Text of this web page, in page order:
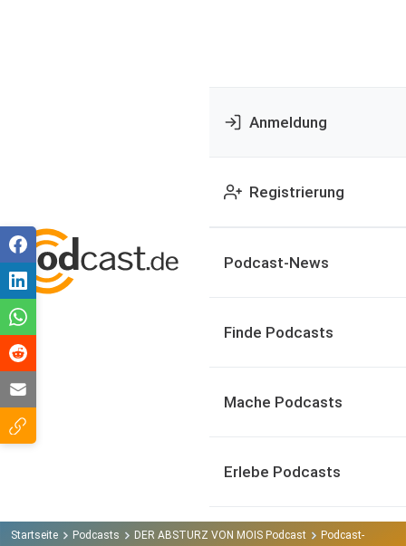
Anmeldung
Registrierung
Podcast-News
Finde Podcasts
Mache Podcasts
Erlebe Podcasts
Startseite Podcasts DER ABSTURZ VON MOIS Podcast Podcast-Tipp: